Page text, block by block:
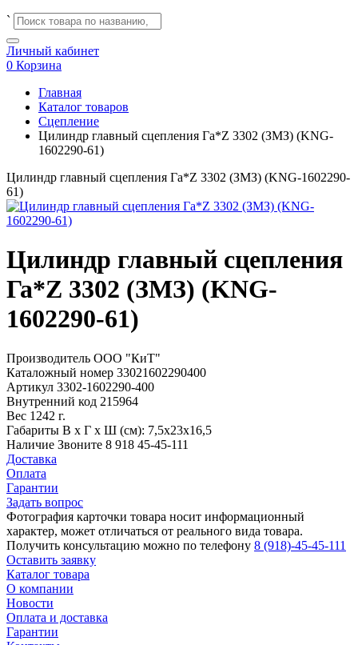
`
Личный кабинет
0 Корзина
Главная
Каталог товаров
Сцепление
Цилиндр главный сцепления Га*Z 3302 (ЗМЗ) (KNG-
1602290-61)
Цилиндр главный сцепления Га*Z 3302 (ЗМЗ) (KNG-1602290-
61)
Цилиндр главный сцепления
Га*Z 3302 (ЗМЗ) (KNG-
1602290-61)
Производитель ООО "КиТ"
Каталожный номер 33021602290400
Артикул 3302-1602290-400
Внутренний код 215964
Вес 1242 г.
Габариты В х Г х Ш (см): 7,5х23х16,5
Наличие Звоните 8 918 45-45-111
Доставка
Оплата
Гарантии
Задать вопрос
Фотография карточки товара носит информационный
характер, может отличаться от реального вида товара.
Получить консультацию можно по телефону 8 (918)-45-45-111
Оставить заявку
Каталог товара
О компании
Новости
Оплата и доставка
Гарантии